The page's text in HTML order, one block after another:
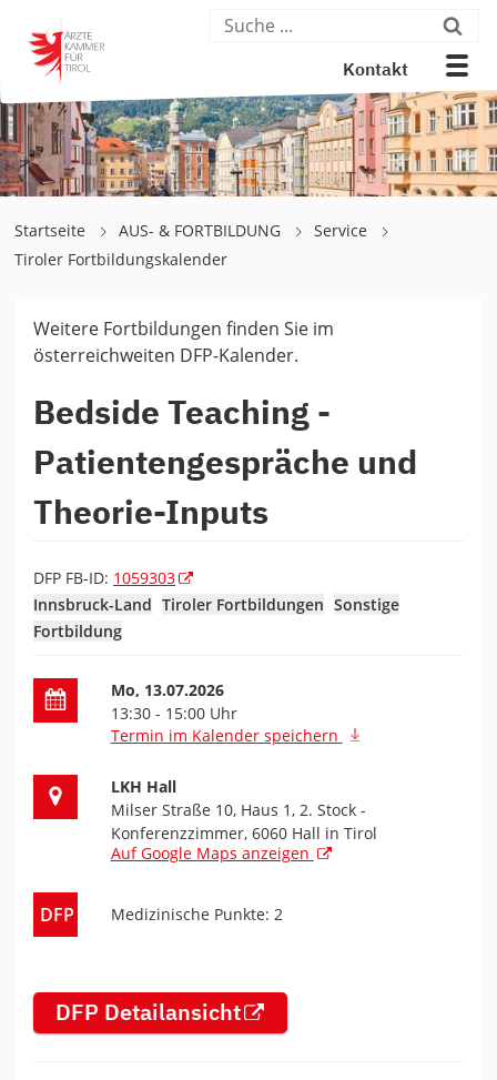
Kontakt
Startseite AUS- & FORTBILDUNG
Service
Tiroler Fortbildungskalender
Weitere Fortbildungen finden Sie im
österreichweiten DFP-Kalender.
Bedside Teaching -
Patientengespräche und
Theorie-Inputs
DFP FB-ID: 1059303
Innsbruck-Land Tiroler Fortbildungen Sonstige
Fortbildung
Datum der Fortbildung
Mo, 13.07.2026
13:30 - 15:00 Uhr
Termin im Kalender speichern
Ort der Fortbildung
LKH Hall
Milser Straße 10, Haus 1, 2. Stock -
Konferenzzimmer, 6060 Hall in Tirol
Auf Google Maps anzeigen
DFP Medizinische Punkte: 2
DFP Detailansicht